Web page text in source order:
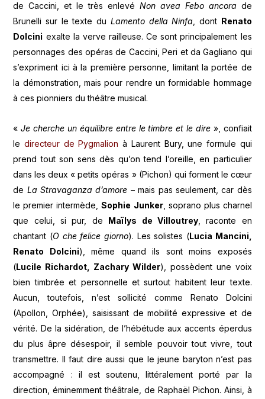
de Caccini, et le très enlevé Non avea Febo ancora de
Brunelli sur le texte du Lamento della Ninfa, dont Renato
Dolcini exalte la verve railleuse. Ce sont principalement les
personnages des opéras de Caccini, Peri et da Gagliano qui
s’expriment ici à la première personne, limitant la portée de
la démonstration, mais pour rendre un formidable hommage
à ces pionniers du théâtre musical.
«Je cherche un équilibre entre le timbre et le dire », confiait
ledirecteur de Pygmalion à Laurent Bury, une formule qui
prend tout son sens dès qu’on tend l’oreille, en particulier
dans les deux « petits opéras » (Pichon) qui forment le cœur
de La Stravaganza d’amore – mais pas seulement, car dès
le premier intermède,Sophie Junker, soprano plus charnel
que celui, si pur, de Maïlys de Villoutrey, raconte en
chantant (O che felice giorno). Les solistes (Lucia Mancini,
Renato Dolcini), même quand ils sont moins exposés
(Lucile Richardot, Zachary Wilder), possèdent une voix
bien timbrée et personnelle et surtout habitent leur texte.
Aucun, toutefois, n’est sollicité comme Renato Dolcini
(Apollon, Orphée), saisissant de mobilité expressive et de
vérité. De la sidération, de l’hébétude aux accents éperdus
du plus âpre désespoir, il semble pouvoir tout vivre, tout
transmettre. Il faut dire aussi que le jeune baryton n’est pas
accompagné : il est soutenu, littéralement porté par la
direction, éminemment théâtrale, de Raphaël Pichon. Ainsi, à